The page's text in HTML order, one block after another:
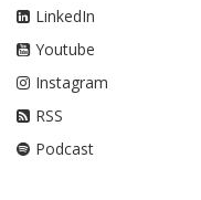
LinkedIn
Youtube
Instagram
RSS
Podcast